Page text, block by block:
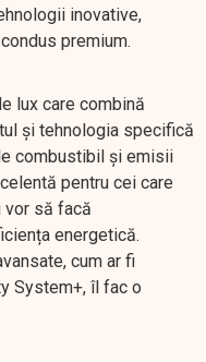
inovative,
premium.
lux care combină
și tehnologia specifică
combustibil și emisii
pentru cei care
vor să facă
energetică.
cum ar fi
System+, îl fac o